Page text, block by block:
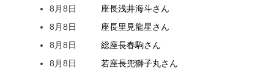
8月8日
座長浅井海斗さん
8月8日
座長里見龍星さん
8月8日
総座長春駒さん
8月8日
若座長兜獅子丸さん